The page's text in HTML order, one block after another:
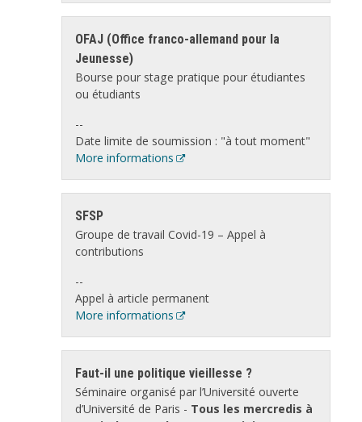
OFAJ (Office franco-allemand pour la
Jeunesse)
Bourse pour stage pratique pour étudiantes
ou étudiants
--
Date limite de soumission : "à tout moment"
More informations
SFSP
Groupe de travail Covid-19 – Appel à
contributions
--
Appel à article permanent
More informations
Faut-il une politique vieillesse ?
Séminaire organisé par l’Université ouverte
d’Université de Paris - Tous les mercredis à